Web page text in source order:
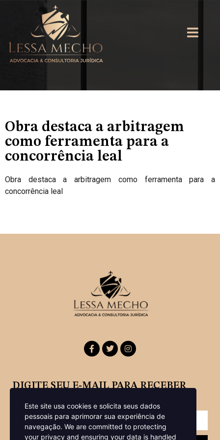
Obra destaca a arbitragem
como ferramenta para a
concorrência leal
Obra destaca a arbitragem como ferramenta para a
concorrência leal
DIGITE SEU E-MAIL PARA RECEBER
Este site usa cookies e solicita seus dados
pessoais para aprimorar sua experiência de
navegação. We are committed to protecting
your privacy and ensuring your data is handled